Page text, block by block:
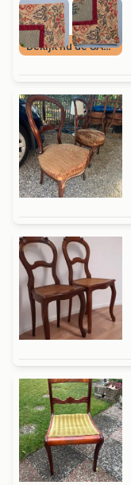
Bekijk nu de SALE